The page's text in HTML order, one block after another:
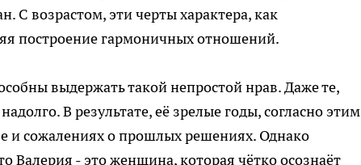
С возрастом, эти черты характера, как
построение гармоничных отношений.
выдержать такой непростой нрав. Даже те,
В результате, её зрелые годы, согласно этим
и сожалениях о прошлых решениях. Однако
Валерия - это женщина, которая чётко осознаёт